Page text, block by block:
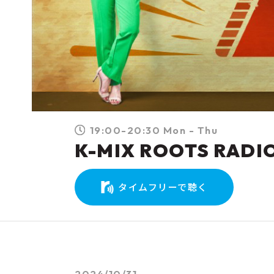
19:00-20:30 Mon - Thu
K-MIX ROOTS
タイムフリーで聴く